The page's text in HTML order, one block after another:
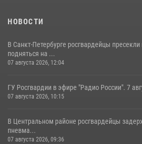
НОВОСТИ
В Санкт-Петербурге росгвардейцы
подняться на ...
07 августа 2026, 12:04
ГУ Росгвардии в эфире "Радио России". 7
07 августа 2026, 10:15
В Центральном районе росгвардейцы
пневма...
07 августа 2026, 09:36